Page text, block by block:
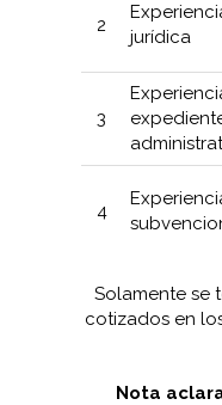
2
jurídica
3
4
Solamente se
cotizados en
Nota